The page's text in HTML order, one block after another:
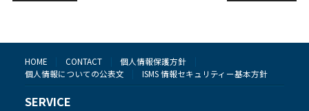
HOME CONTACT
個人情報保護方針
個人情報についての公表文
ISMS 情報セキュリティー基本方針
SERVICE